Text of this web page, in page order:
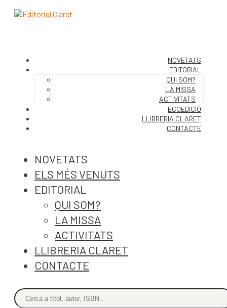
NOVETATS
EDITORIAL
QUI SOM?
LA MISSA
ACTIVITATS
ECOEDICIÓ
LLIBRERIA CLARET
CONTACTE
NOVETATS
ELS MÉS VENUTS
EDITORIAL
QUI SOM?
LA MISSA
ACTIVITATS
LLIBRERIA CLARET
CONTACTE